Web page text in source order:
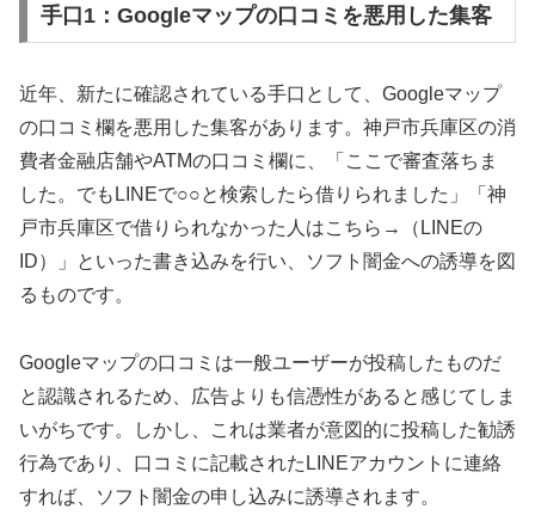
手口1：Googleマップの口コミを悪用した集客
近年、新たに確認されている手口として、Googleマップ
の口コミ欄を悪用した集客があります。神戸市兵庫区の消
費者金融店舗やATMの口コミ欄に、「ここで審査落ちま
した。でもLINEで○○と検索したら借りられました」「神
戸市兵庫区で借りられなかった人はこちら→（LINEの
ID）」といった書き込みを行い、ソフト闇金への誘導を図
るものです。
Googleマップの口コミは一般ユーザーが投稿したものだ
と認識されるため、広告よりも信憑性があると感じてしま
いがちです。しかし、これは業者が意図的に投稿した勧誘
行為であり、口コミに記載されたLINEアカウントに連絡
すれば、ソフト闇金の申し込みに誘導されます。